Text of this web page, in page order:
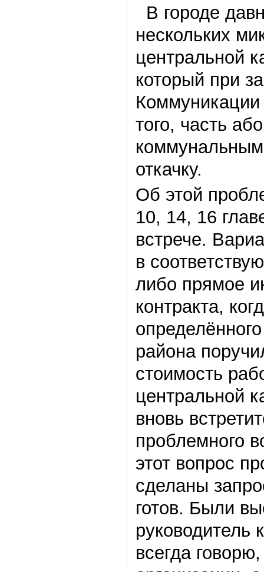
В городе
нескольких
центральной
который при
Коммуникации
того, часть
коммунальным
откачку.
Об этой
10, 14, 16
встрече.
в
либо прямое
контракта,
района
стоимость
центральной
вновь
проблемного
этот вопрос
сделаны
готов. Были
руководитель
всегда